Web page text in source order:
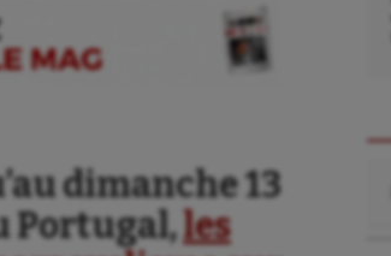
Longue paume
Moto
dimanche 13
Portugal, les